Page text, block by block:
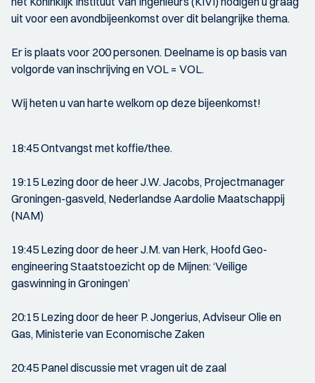
uit voor een avondbijeenkomst over dit belangrijke thema.
Er is plaats voor 200 personen. Deelname is op basis van
volgorde van inschrijving en VOL = VOL.
Wij heten u van harte welkom op deze bijeenkomst!
18:45 Ontvangst met koffie/thee.
19:15 Lezing door de heer J.W. Jacobs, Projectmanager
Groningen-gasveld, Nederlandse Aardolie Maatschappij
(NAM)
19:45 Lezing door de heer J.M. van Herk, Hoofd Geo-
engineering Staatstoezicht op de Mijnen: ‘Veilige
gaswinning in Groningen’
20:15 Lezing door de heer P. Jongerius, Adviseur Olie en
Gas, Ministerie van Economische Zaken
20:45 Panel discussie met vragen uit de zaal